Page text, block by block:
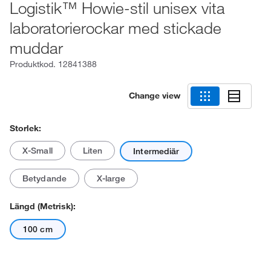
Logistik™ Howie-stil unisex vita
laboratorierockar med stickade
muddar
Produktkod. 12841388
Change view
Storlek:
X-Small Liten Intermediär
Betydande X-large
Längd (metrisk):
100 cm